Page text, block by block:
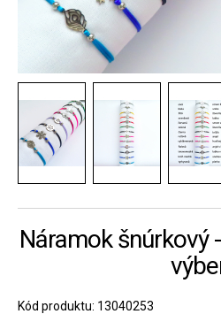
Náramok šnúrkový
Kód produktu: 13040253